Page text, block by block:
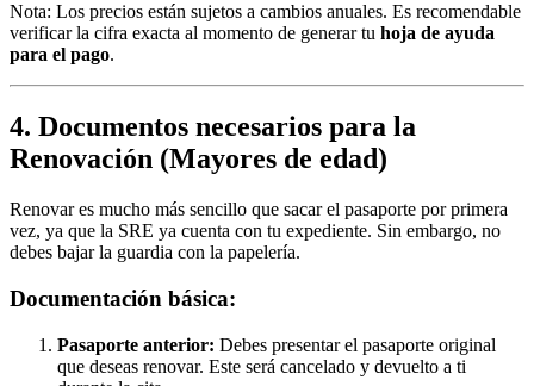
Nota: Los precios están sujetos a cambios anuales. Es recomendable
verificar la cifra exacta al momento de generar tu hoja de ayuda
para el pago.
4. Documentos necesarios para la
Renovación (Mayores de edad)
Renovar es mucho más sencillo que sacar el pasaporte por primera
vez, ya que la SRE ya cuenta con tu expediente. Sin embargo, no
debes bajar la guardia con la papelería.
Documentación básica:
Pasaporte anterior: Debes presentar el pasaporte original
que deseas renovar. Este será cancelado y devuelto a ti